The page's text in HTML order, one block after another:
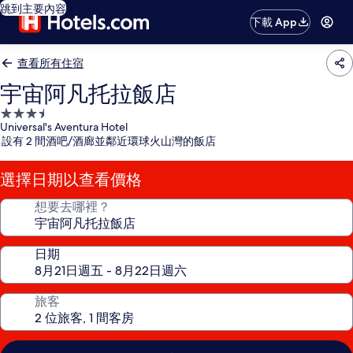
跳到主要內容
下載 App
查看所有住宿
宇宙阿凡托拉飯店
3.5
星
級
住
宿
Universal's Aventura Hotel
設有 2 間酒吧/酒廊並鄰近環球火山灣的飯店
選擇日期以查看價格
想要去哪裡？
日期
旅客